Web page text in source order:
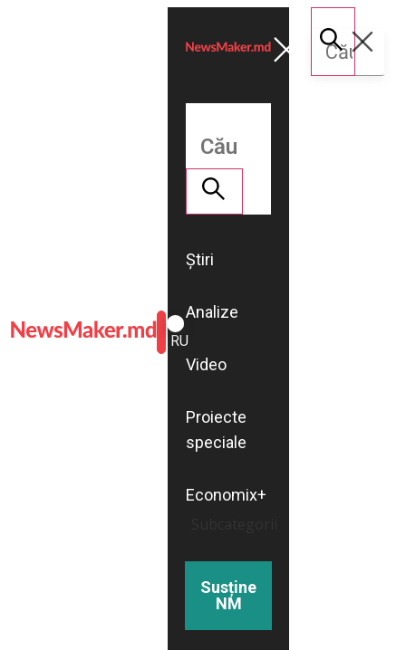
ROMÂNĂ
RU
Știri
Analize
Video
Proiecte
speciale
Economix+
Susține
NM